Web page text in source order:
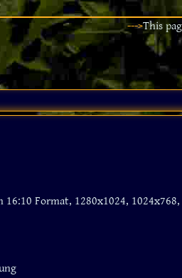
--->This
Format, 1280x1024,